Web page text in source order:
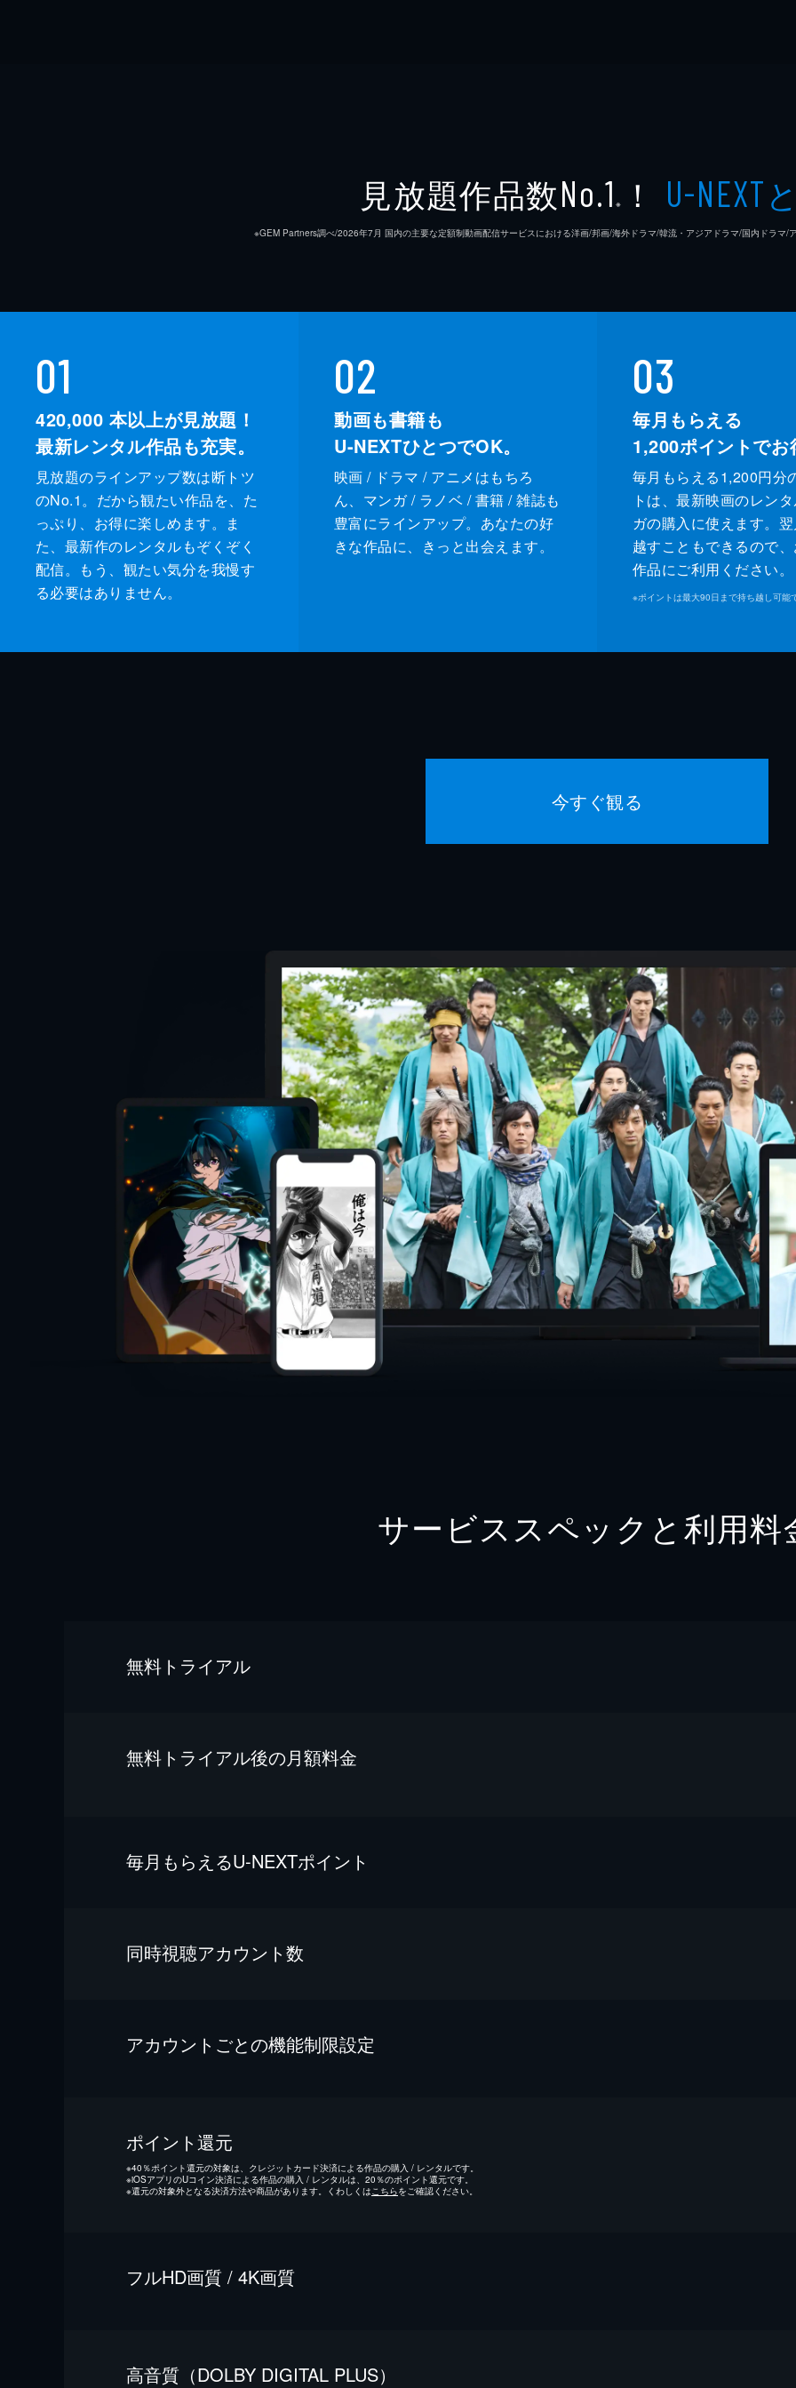
見放題作品数No.1 ※ ！ U-NEXT
※GEM Partners調べ/2026年7⽉ 国内の主要な定額制動画配信サービスにおける洋画/邦画/海外ドラマ/韓流・アジアドラマ/国内ドラマ/
01
420,000 本以上が見放題！
最新レンタル作品も充実。
見放題のラインアップ数は断トツ
のNo.1。だから観たい作品を、た
っぷり、お得に楽しめます。ま
た、最新作のレンタルもぞくぞく
配信。もう、観たい気分を我慢す
る必要はありません。
02
動画も書籍も
U-NEXTひとつでOK。
映画 / ドラマ / アニメはもちろ
ん、マンガ / ラノベ / 書籍 / 雑誌も
豊富にラインアップ。あなたの好
きな作品に、きっと出会えます。
03
毎月もらえる
1,200ポイントでお
毎月もらえる1,200円分
トは、最新映画のレン
ガの購入に使えます。
越すこともできるので
作品にご利用ください。
※ポイントは最大90日まで持ち越し可能
今すぐ観る
サービススペックと利用料
無料トライアル
無料トライアル後の⽉額料金
毎⽉もらえるU-NEXTポイント
同時視聴アカウント数
アカウントごとの機能制限設定
ポイント還元
※40％ポイント還元の対象は、クレジットカード決済による作品の購入 / レンタルです。
※iOSアプリのUコイン決済による作品の購入 / レンタルは、20％のポイント還元です。
※還元の対象外となる決済方法や商品があります。くわしくは こちらをご確認ください。
フルHD画質 / 4K画質
⾼⾳質（DOLBY DIGITAL PLUS）